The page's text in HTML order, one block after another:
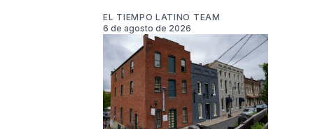
EL TIEMPO LATINO TEAM
6 de agosto de 2026